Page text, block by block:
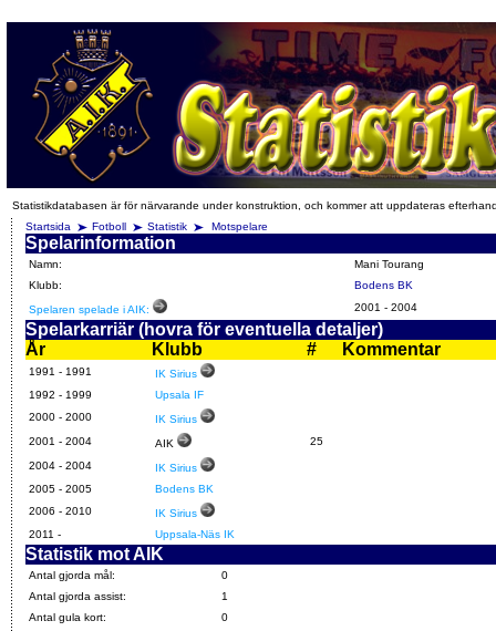
Statistikdatabasen är för närvarande under konstruktion, och kommer att uppdateras
Startsida
Fotboll Statistik Motspelare
Spelarinformation
Namn:
Mani Tourang
Klubb:
Bodens BK
Spelaren spelade i AIK:
2001 - 2004
Spelarkarriär (hovra för eventuella detaljer)
År
Klubb # Kommentar
1991 - 1991
IK Sirius
1992 - 1999
Upsala IF
2000 - 2000
IK Sirius
2001 - 2004
AIK
25
2004 - 2004
IK Sirius
2005 - 2005
Bodens BK
2006 - 2010
IK Sirius
2011 - Uppsala-Näs IK
Statistik mot AIK
Antal gjorda mål:
0
Antal gjorda assist:
1
Antal gula kort:
0